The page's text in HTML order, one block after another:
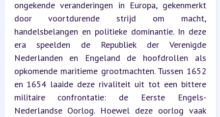
ongekende veranderingen in Europa, gekenmerkt
door voortdurende strijd om macht,
handelsbelangen en politieke dominantie. In deze
era speelden de Republiek der Verenigde
Nederlanden en Engeland de hoofdrollen als
opkomende maritieme grootmachten. Tussen 1652
en 1654 laaide deze rivaliteit uit tot een bittere
militaire confrontatie: de Eerste Engels-
Nederlandse Oorlog. Hoewel deze oorlog vaak